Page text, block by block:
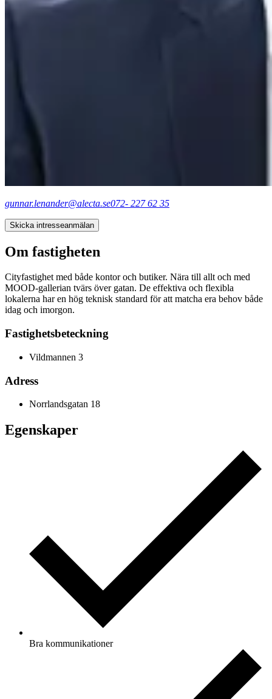
gunnar.lenander@alecta.se072- 227 62 35
Skicka intresseanmälan
Om fastigheten
Cityfastighet med både kontor och butiker. Nära till allt och med
MOOD-gallerian tvärs över gatan. De effektiva och flexibla
lokalerna har en hög teknisk standard för att matcha era behov både
idag och imorgon.
Fastighetsbeteckning
Vildmannen 3
Adress
Norrlandsgatan 18
Egenskaper
Bra kommunikationer